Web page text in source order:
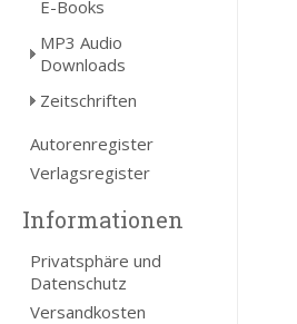
E-Books
MP3 Audio
Downloads
Zeitschriften
Autorenregister
Verlagsregister
Informationen
Privatsphäre und
Datenschutz
Versandkosten